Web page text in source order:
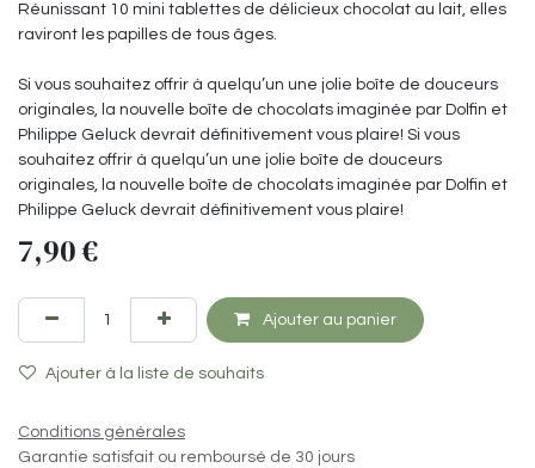
Réunissant 10 mini tablettes de délicieux chocolat au lait, elles
raviront les papilles de tous âges.
Si vous souhaitez offrir à quelqu’un une jolie boîte de douceurs
originales, la nouvelle boîte de chocolats imaginée par Dolfin et
Philippe Geluck devrait définitivement vous plaire! Si vous
souhaitez offrir à quelqu’un une jolie boîte de douceurs
originales, la nouvelle boîte de chocolats imaginée par Dolfin et
Philippe Geluck devrait définitivement vous plaire!
7,90€
Ajouter au panier
Ajouter à la liste de souhaits
Conditions générales
Garantie satisfait ou remboursé de 30 jours